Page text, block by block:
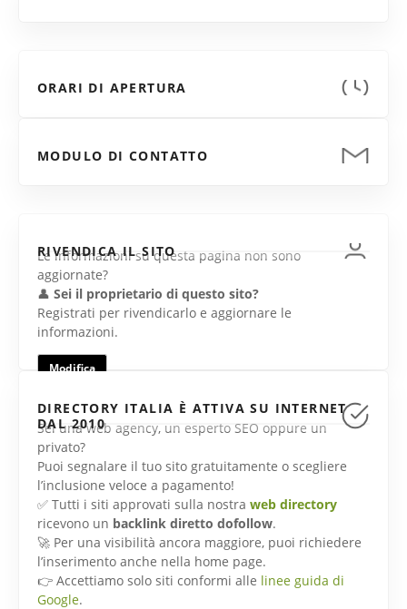
ORARI DI APERTURA
MODULO DI CONTATTO
RIVENDICA IL SITO
Le informazioni su questa pagina non sono
aggiornate?
👤 Sei il proprietario di questo sito?
Registrati per rivendicarlo e aggiornare le
informazioni.
Modifica
DIRECTORY ITALIA È ATTIVA SU INTERNET
DAL 2010
Sei una web agency, un esperto SEO oppure un
privato?
Puoi segnalare il tuo sito gratuitamente o scegliere
l’inclusione veloce a pagamento!
✅ Tutti i siti approvati sulla nostra web directory
ricevono un backlink diretto dofollow.
🚀 Per una visibilità ancora maggiore, puoi richiedere
l’inserimento anche nella home page.
👉 Accettiamo solo siti conformi alle linee guida di
Google.